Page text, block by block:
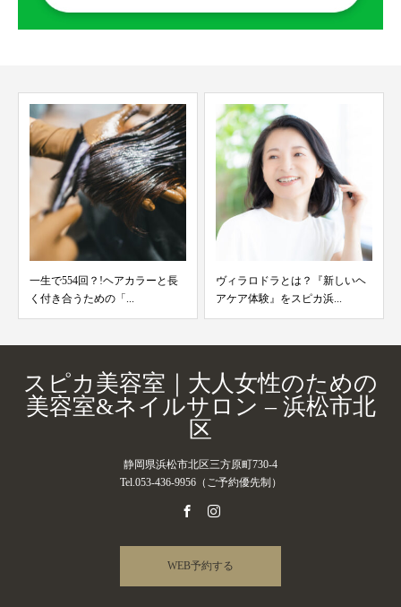
一生で554回？!ヘアカラーと長
く付き合うための「...
ヴィラロドラとは？『新しいヘ
アケア体験』をスピカ浜...
スピカ美容室｜大人女性のための
美容室&ネイルサロン – 浜松市北
区
静岡県浜松市北区三方原町730-4
Tel.053-436-9956（ご予約優先制）
WEB予約する